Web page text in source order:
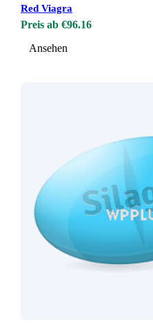
Red Viagra
Preis ab €96.16
Ansehen